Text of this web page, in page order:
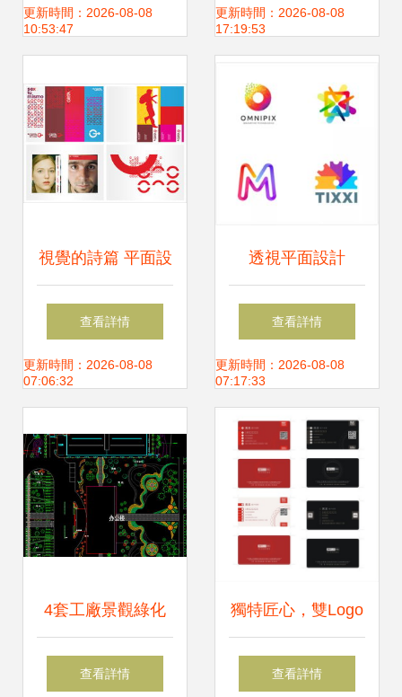
視覺藝術的創新之
更新時間：2026-08-08
10:53:47
更新時間：2026-08-08
17:19:53
視覺的詩篇 平面設
計的藝術魅力探索
查看詳情
更新時間：2026-08-08
07:06:32
透視平面設計
2018年五大趨勢回
顧與2019年前瞻預
測
查看詳情
更新時間：2026-08-08
07:17:33
4套工廠景觀綠化
規劃方案設計平面
查看詳情
獨特匠心，雙Logo
名片設計的現代美
查看詳情